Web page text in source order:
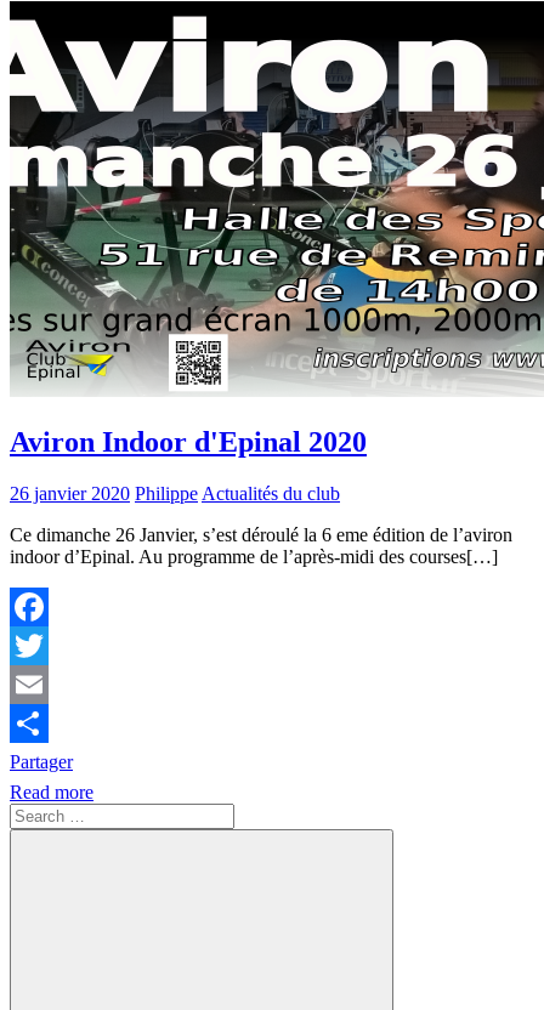
Aviron Indoor d'Epinal 2020
26 janvier 2020 Philippe Actualités du club
Ce dimanche 26 Janvier, s’est déroulé la 6 eme édition de l’aviron
indoor d’Epinal. Au programme de l’après-midi des courses[…]
Facebook
Twitter
Email
Partager
Read more
Search
for: